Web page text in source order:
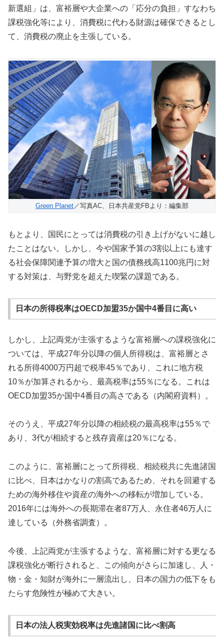
新選組」は、富裕層や大企業への「応分の負担」すなわち
課税強化等により、消費税に代わる財源は確保できるとし
て、消費税の廃止を主張している。
Green Planet ／写真AC、日本共産党FBより：編集部
もとより、国民にとっては消費税の引き上げがないに越し
たことはない。しかし、今や国家予算の3割以上にも達す
る社会保障関連予算の増大と国の債務残高1100兆円に対
する対策は、与野党を超えた喫緊の課題である。
日本の所得税率はOECD加盟35か国中4番目に高い
しかし、上記両党が主張するような富裕層への課税強化に
ついては、平成27年分以降の個人所得税は、富裕層とさ
れる所得4000万円超で税率45％であり、これに地方税
10％が加算されるから、最高税率は55％になる。これは
OECD加盟35か国中4番目の高さである（内閣府資料）。
そのうえ、平成27年分以降の相続税の最高税率は55％で
あり、3代が相続すると残存資産は20％になる。
このように、富裕層にとって所得税、相続税共に先進諸国
に比べ、日本はかなりの割高であるため、それを回避する
ための海外移住や資産の海外への移転が増加している。
2016年には海外への長期滞在者87万人、永住者46万人に
達している（外務省調査）。
今後、上記両党が主張するような、富裕層に対する更なる
課税強化が断行されると、この傾向がさらに加速し、人・
物・金・知財が海外に一層流出し、日本の国力の低下をも
たらす危険性が極めて大きい。
日本の法人税実効税率は先進諸国に比べ割高